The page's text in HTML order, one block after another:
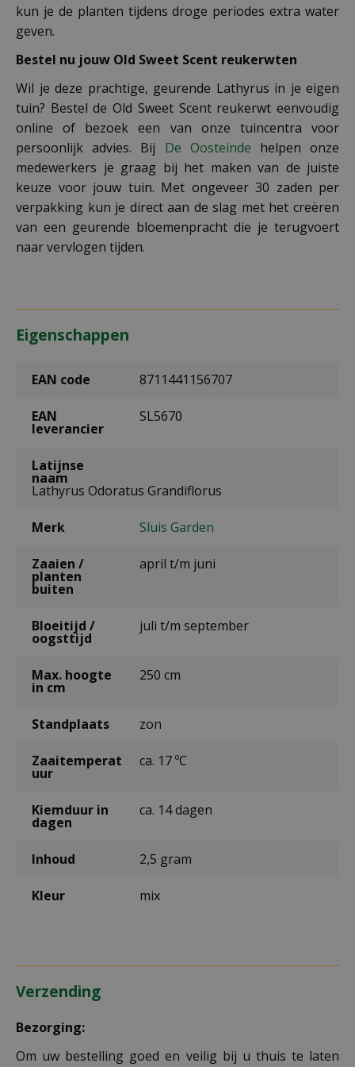
kun je de planten tijdens droge periodes extra water
geven.
Bestel nu jouw Old Sweet Scent reukerwten
Wil je deze prachtige, geurende Lathyrus in je eigen
tuin? Bestel de Old Sweet Scent reukerwt eenvoudig
online of bezoek een van onze tuincentra voor
persoonlijk advies. Bij De Oosteinde helpen onze
medewerkers je graag bij het maken van de juiste
keuze voor jouw tuin. Met ongeveer 30 zaden per
verpakking kun je direct aan de slag met het creëren
van een geurende bloemenpracht die je terugvoert
naar vervlogen tijden.
Eigenschappen
EAN code 8711441156707
EAN
leverancier
SL5670
Latijnse
naam
Lathyrus Odoratus Grandiflorus
Merk Sluis Garden
Zaaien /
planten
buiten
april t/m juni
Bloeitijd /
oogsttijd
juli t/m september
Max. hoogte
in cm
250 cm
Standplaats zon
Zaaitemperat
uur
ca. 17 ºC
Kiemduur in
dagen
ca. 14 dagen
Inhoud 2,5 gram
Kleur mix
Verzending
Bezorging:
Om uw bestelling goed en veilig bij u thuis te laten